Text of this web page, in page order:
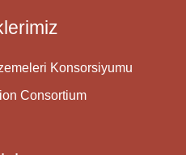
Konsorsiyumu
Consortium